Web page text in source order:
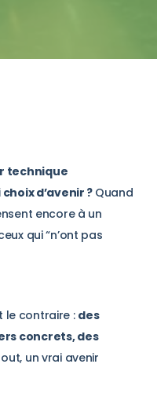
technique
d’avenir ? Quand
encore à un
qui “n’ont pas
le contraire : des
concrets, des
un vrai avenir